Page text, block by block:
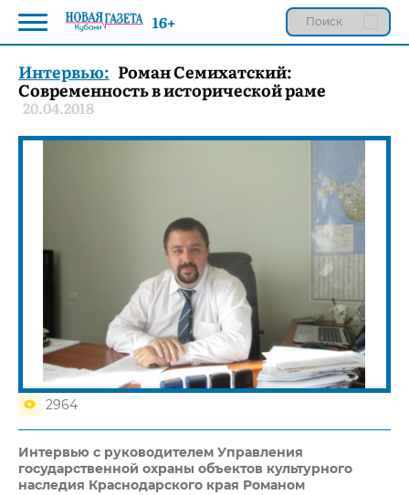
Интервью: Роман Семихатский:
Современность в исторической раме
20.04.2018
2964
Интервью с руководителем Управления
государственной охраны объектов культурного
наследия Краснодарского края Романом
16+